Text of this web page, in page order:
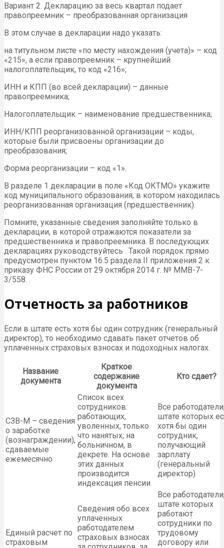
Вариант 2. Декларацию за весь квартал подает
правопреемник – преобразованная организация
В этом случае в декларации надо указать:
на титульном листе «по месту нахождения (учета)» – код
«215», а если правопреемник – крупнейший
налогоплательщик, то код «216»;
ИНН и КПП (во всей декларации) – данные
правопреемника;
Налогоплательщик – наименование предшественника;
ИНН/КПП реорганизованной организации – коды,
которые были присвоены организации до
преобразования;
Форма реорганизации – код «1».
В разделе 1 декларации в поле «Код ОКТМО» укажите
код муниципального образования, в котором находилась
реорганизованная организация (предшественник).
Помните, указанные сведения заполняйте только в
декларации, в которой отражаются показатели за
предшественника и правопреемника. В последующих
декларациях руководствуйтесь . Такой порядок прямо
предусмотрен пунктом 16.5 раздела II приложения 2 к
приказу ФНС России от 29 октября 2014 г. № ММВ-7-
3/558.
Отчетность за работников
Если в штате есть хотя бы один сотрудник (генеральный
директор), то необходимо сдавать пакет отчетов об
уплаченных страховых взносах и подоходных налогах.
Название
документа
Краткое
содержание
документа
Кто сдает?
СЗВ-М – сведения
о заработке
(вознаграждении),
сдаваемые
ежемесячно
Список всех
сотрудников:
работающих,
уволенных, только
что нанятых, на
больничном, в
декрете. На основе
этих данных
производится
индексация пенсии
Все
штате которых
хотя бы один
сотрудник,
получающий
зарплату
(генеральный
директор)
Единый расчет по
страховым
Сведения обо всех
уплаченных
работодателем
страховых взносах
Все
штате которых
работают
сотрудники по
трудовому
договору или